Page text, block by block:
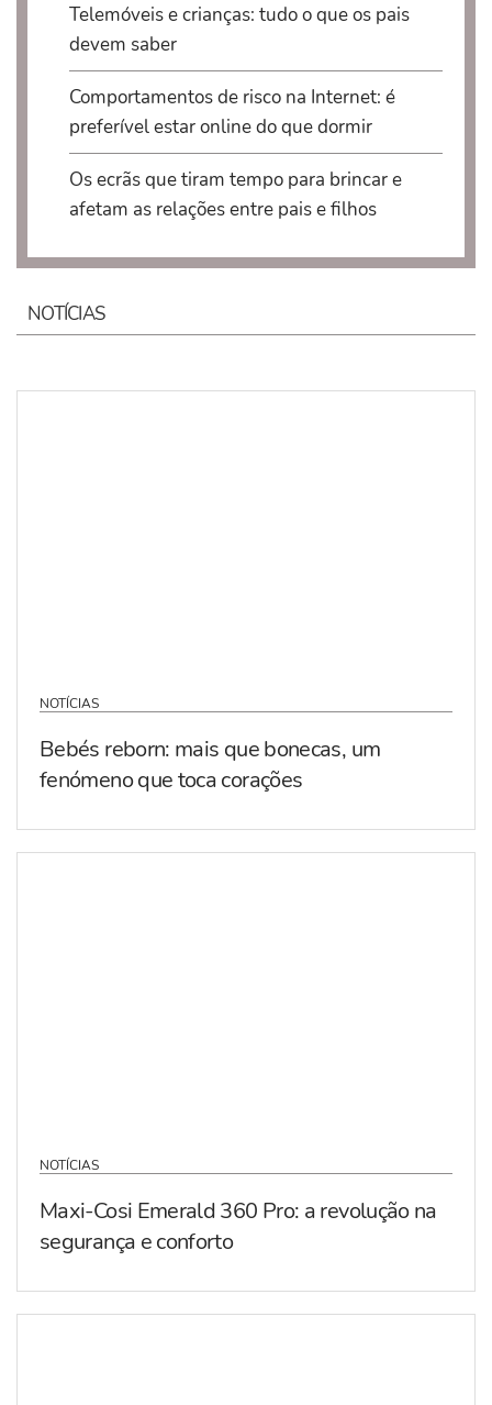
Telemóveis e crianças: tudo o que os pais
devem saber
Comportamentos de risco na Internet: é
preferível estar online do que dormir
Os ecrãs que tiram tempo para brincar e
afetam as relações entre pais e filhos
NOTÍCIAS
NOTÍCIAS
Bebés reborn: mais que bonecas, um
fenómeno que toca corações
NOTÍCIAS
Maxi-Cosi Emerald 360 Pro: a revolução na
segurança e conforto